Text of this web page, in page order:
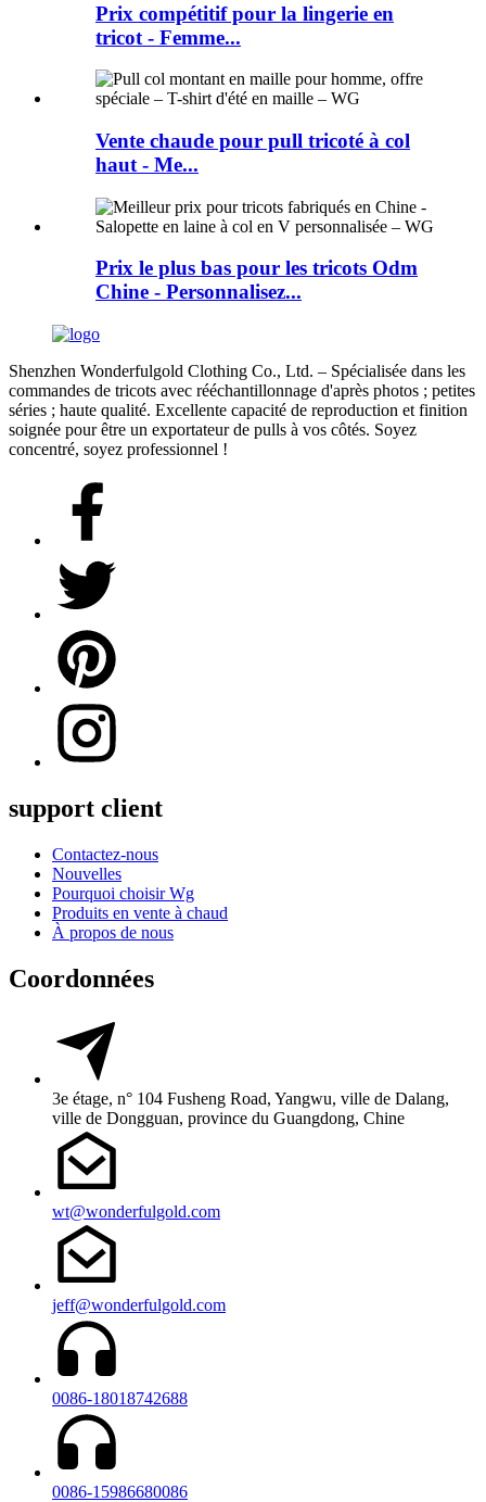
Prix ​​compétitif pour la lingerie en
tricot - Femme...
Vente chaude pour pull tricoté à col
haut - Me...
Prix ​​le plus bas pour les tricots Odm
Chine - Personnalisez...
Shenzhen Wonderfulgold Clothing Co., Ltd. – Spécialisée dans les
commandes de tricots avec rééchantillonnage d'après photos ; petites
séries ; haute qualité. Excellente capacité de reproduction et finition
soignée pour être un exportateur de pulls à vos côtés. Soyez
concentré, soyez professionnel !
support client
Contactez-nous
Nouvelles
Pourquoi choisir Wg
Produits en vente à chaud
À propos de nous
Coordonnées
3e étage, n° 104 Fusheng Road, Yangwu, ville de Dalang,
ville de Dongguan, province du Guangdong, Chine
wt@wonderfulgold.com
jeff@wonderfulgold.com
0086-18018742688
0086-15986680086